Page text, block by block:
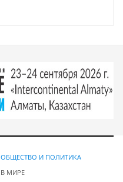
ОБЩЕСТВО И ПОЛИТИКА
В МИРЕ